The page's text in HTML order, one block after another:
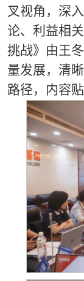
叉视角，深
论、利益相
挑战》由王
量发展，清
路径，内容